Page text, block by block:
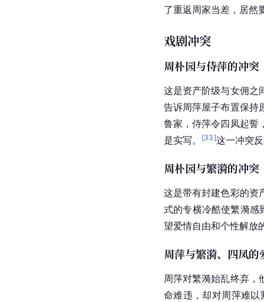
了重返周家当差，居然
戏剧冲突
周朴园与侍萍的冲突
这是资产阶级与女佣之
告诉周萍屋子布置保持
鲁家 ，侍萍令四凤起誓
是实写。
[33]这一冲突
周朴园与繁漪的冲突
这是带有封建色彩的资
式的专横冷酷使繁漪感
望爱情自由和个性解放
周萍与繁漪、四凤的
周萍对繁漪始乱终弃，
命难违，却对周萍难以